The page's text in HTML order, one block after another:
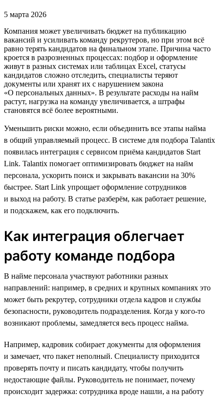
5 марта 2026
Компания может увеличивать бюджет на публикацию
вакансий и усиливать команду рекрутеров, но при этом всё
равно терять кандидатов на финальном этапе. Причина часто
кроется в разрозненных процессах: подбор и оформление
живут в разных системах или таблицах Excel, статусы
кандидатов сложно отследить, специалисты теряют
документы или хранят их с нарушением закона
«О персональных данных». В результате расходы на найм
растут, нагрузка на команду увеличивается, а штрафы
становятся всё более вероятными.
Уменьшить риски можно, если объединить все этапы найма
в общий управляемый процесс. В системе для подбора Talantix
появилась интеграция с сервисом приёма кандидатов Start
Link. Talantix помогает оптимизировать бюджет на найм
персонала, ускорить поиск и закрывать вакансии на 30%
быстрее. Start Link упрощает оформление сотрудников
и выход на работу. В статье разберём, как работает решение,
и подскажем, как его подключить.
Как интеграция облегчает
работу команде подбора
В найме персонала участвуют работники разных
направлений: например, в средних и крупных компаниях это
может быть рекрутер, сотрудники отдела кадров и службы
безопасности, руководитель подразделения. Когда у кого-то
возникают проблемы, замедляется весь процесс найма.
Например, кадровик собирает документы для оформления
и замечает, что пакет неполный. Специалисту приходится
проверять почту и писать кандидату, чтобы получить
недостающие файлы. Руководитель не понимает, почему
происходит задержка: сотрудника вроде нашли, а на работу